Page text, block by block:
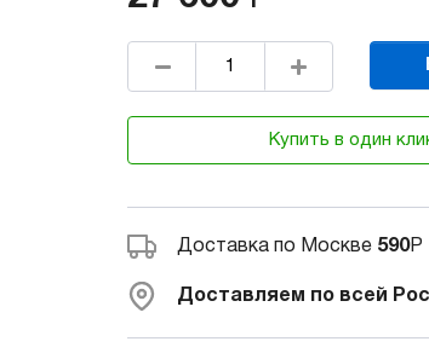
Купить в один
Доставка по Москве 590Р
Доставляем по всей